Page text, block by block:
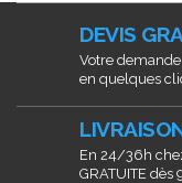
DEVIS
Votre
en quelques
En 24/36h
GRATUITE dès